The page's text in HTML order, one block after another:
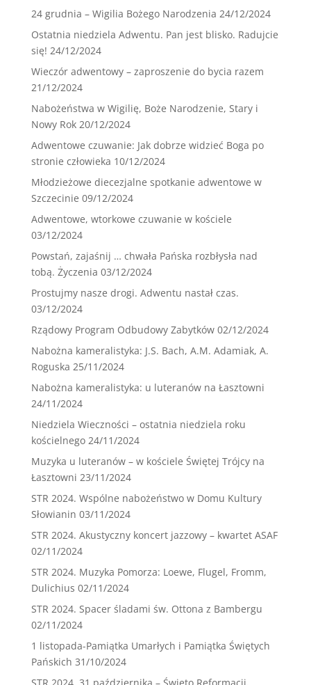
24 grudnia – Wigilia Bożego Narodzenia 24/12/2024
Ostatnia niedziela Adwentu. Pan jest blisko. Radujcie
się! 24/12/2024
Wieczór adwentowy – zaproszenie do bycia razem
21/12/2024
Nabożeństwa w Wigilię, Boże Narodzenie, Stary i
Nowy Rok 20/12/2024
Adwentowe czuwanie: Jak dobrze widzieć Boga po
stronie człowieka 10/12/2024
Młodzieżowe diecezjalne spotkanie adwentowe w
Szczecinie 09/12/2024
Adwentowe, wtorkowe czuwanie w kościele
03/12/2024
Powstań, zajaśnij … chwała Pańska rozbłysła nad
tobą. Życzenia 03/12/2024
Prostujmy nasze drogi. Adwentu nastał czas.
03/12/2024
Rządowy Program Odbudowy Zabytków 02/12/2024
Nabożna kameralistyka: J.S. Bach, A.M. Adamiak, A.
Roguska 25/11/2024
Nabożna kameralistyka: u luteranów na Łasztowni
24/11/2024
Niedziela Wieczności – ostatnia niedziela roku
kościelnego 24/11/2024
Muzyka u luteranów – w kościele Świętej Trójcy na
Łasztowni 23/11/2024
STR 2024. Wspólne nabożeństwo w Domu Kultury
Słowianin 03/11/2024
STR 2024. Akustyczny koncert jazzowy – kwartet ASAF
02/11/2024
STR 2024. Muzyka Pomorza: Loewe, Flugel, Fromm,
Dulichius 02/11/2024
STR 2024. Spacer śladami św. Ottona z Bambergu
02/11/2024
1 listopada-Pamiątka Umarłych i Pamiątka Świętych
Pańskich 31/10/2024
STR 2024. 31 października – Święto Reformacji.